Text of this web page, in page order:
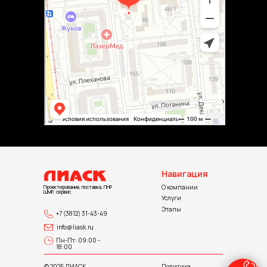
Проектирование, поставка, ПНР
ШМР, сервис
О компании
Услуги
Этапы
Навигация
+7 (3812) 31-43-49
info@liask.ru
Пн-Пт: 09:00 -
18:00